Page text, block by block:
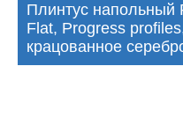
Плинтус напольный
Flat, Progress
крацованное